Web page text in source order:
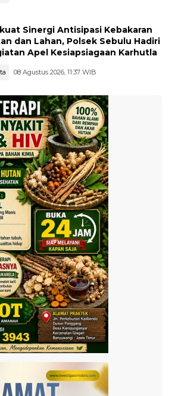
Sinergi Antisipasi Kebakaran
dan Lahan, Polsek Sebulu Hadiri
Apel Kesiapsiagaan Karhutla
08 Agustus 2026, 11:37 WIB